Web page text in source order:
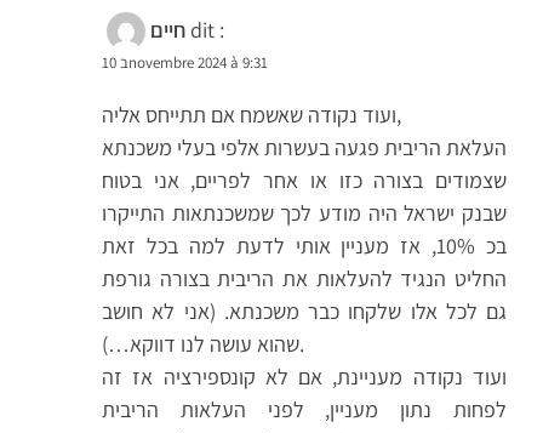
חיים dit :
10 בnovembre 2024 à 9:31
ועוד נקודה שאשמח אם תתייחס אליה,
העלאת הריבית פגעה בעשרות אלפי בעלי משכנתא
שצמודים בצורה כזו או אחר לפריים, אני בטוח
שבנק ישראל היה מודע לכך שמשכנתאות התייקרו
בכ 10%, אז מעניין אותי לדעת למה בכל זאת
החליט הנגיד להעלאות את הריבית בצורה גורפת
גם לכל אלו שלקחו כבר משכנתא. (אני לא חושב
שהוא עושה לנו דווקא…).
ועוד נקודה מעניינת, אם לא קונספירציה אז זה
לפחות נתון מעניין, לפני העלאות הריבית